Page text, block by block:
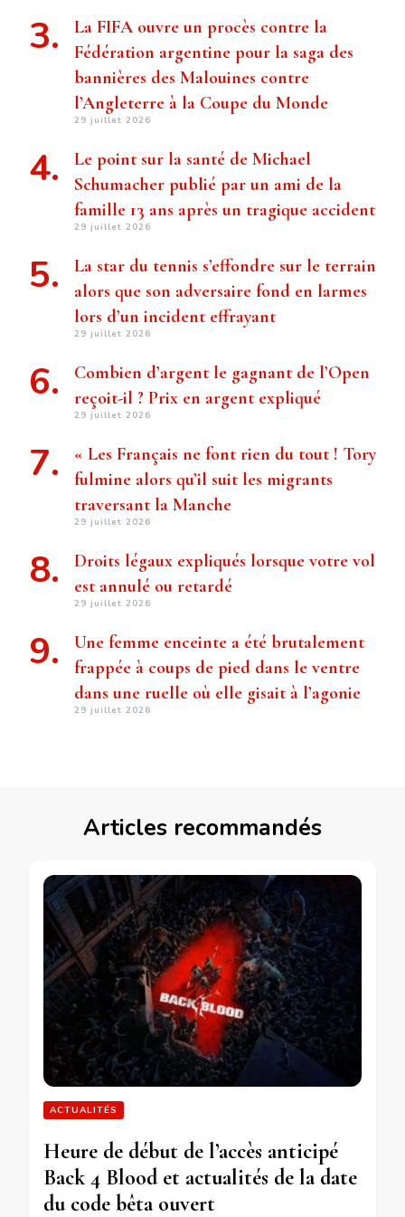
La FIFA ouvre un procès contre la
Fédération argentine pour la saga des
bannières des Malouines contre
l’Angleterre à la Coupe du Monde
29 juillet 2026
Le point sur la santé de Michael
Schumacher publié par un ami de la
famille 13 ans après un tragique accident
29 juillet 2026
La star du tennis s’effondre sur le terrain
alors que son adversaire fond en larmes
lors d’un incident effrayant
29 juillet 2026
Combien d’argent le gagnant de l’Open
reçoit-il ? Prix ​​en argent expliqué
29 juillet 2026
« Les Français ne font rien du tout ! Tory
fulmine alors qu’il suit les migrants
traversant la Manche
29 juillet 2026
Droits légaux expliqués lorsque votre vol
est annulé ou retardé
29 juillet 2026
Une femme enceinte a été brutalement
frappée à coups de pied dans le ventre
dans une ruelle où elle gisait à l’agonie
29 juillet 2026
Articles recommandés
ACTUALITÉS
Heure de début de l’accès anticipé
Back 4 Blood et actualités de la date
du code bêta ouvert